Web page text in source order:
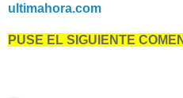
ultimahora.com
PUSE EL SIGUIENTE